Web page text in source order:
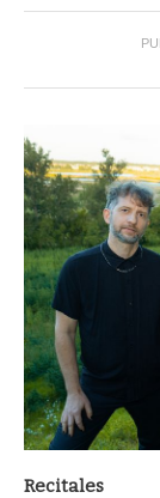
Recitales